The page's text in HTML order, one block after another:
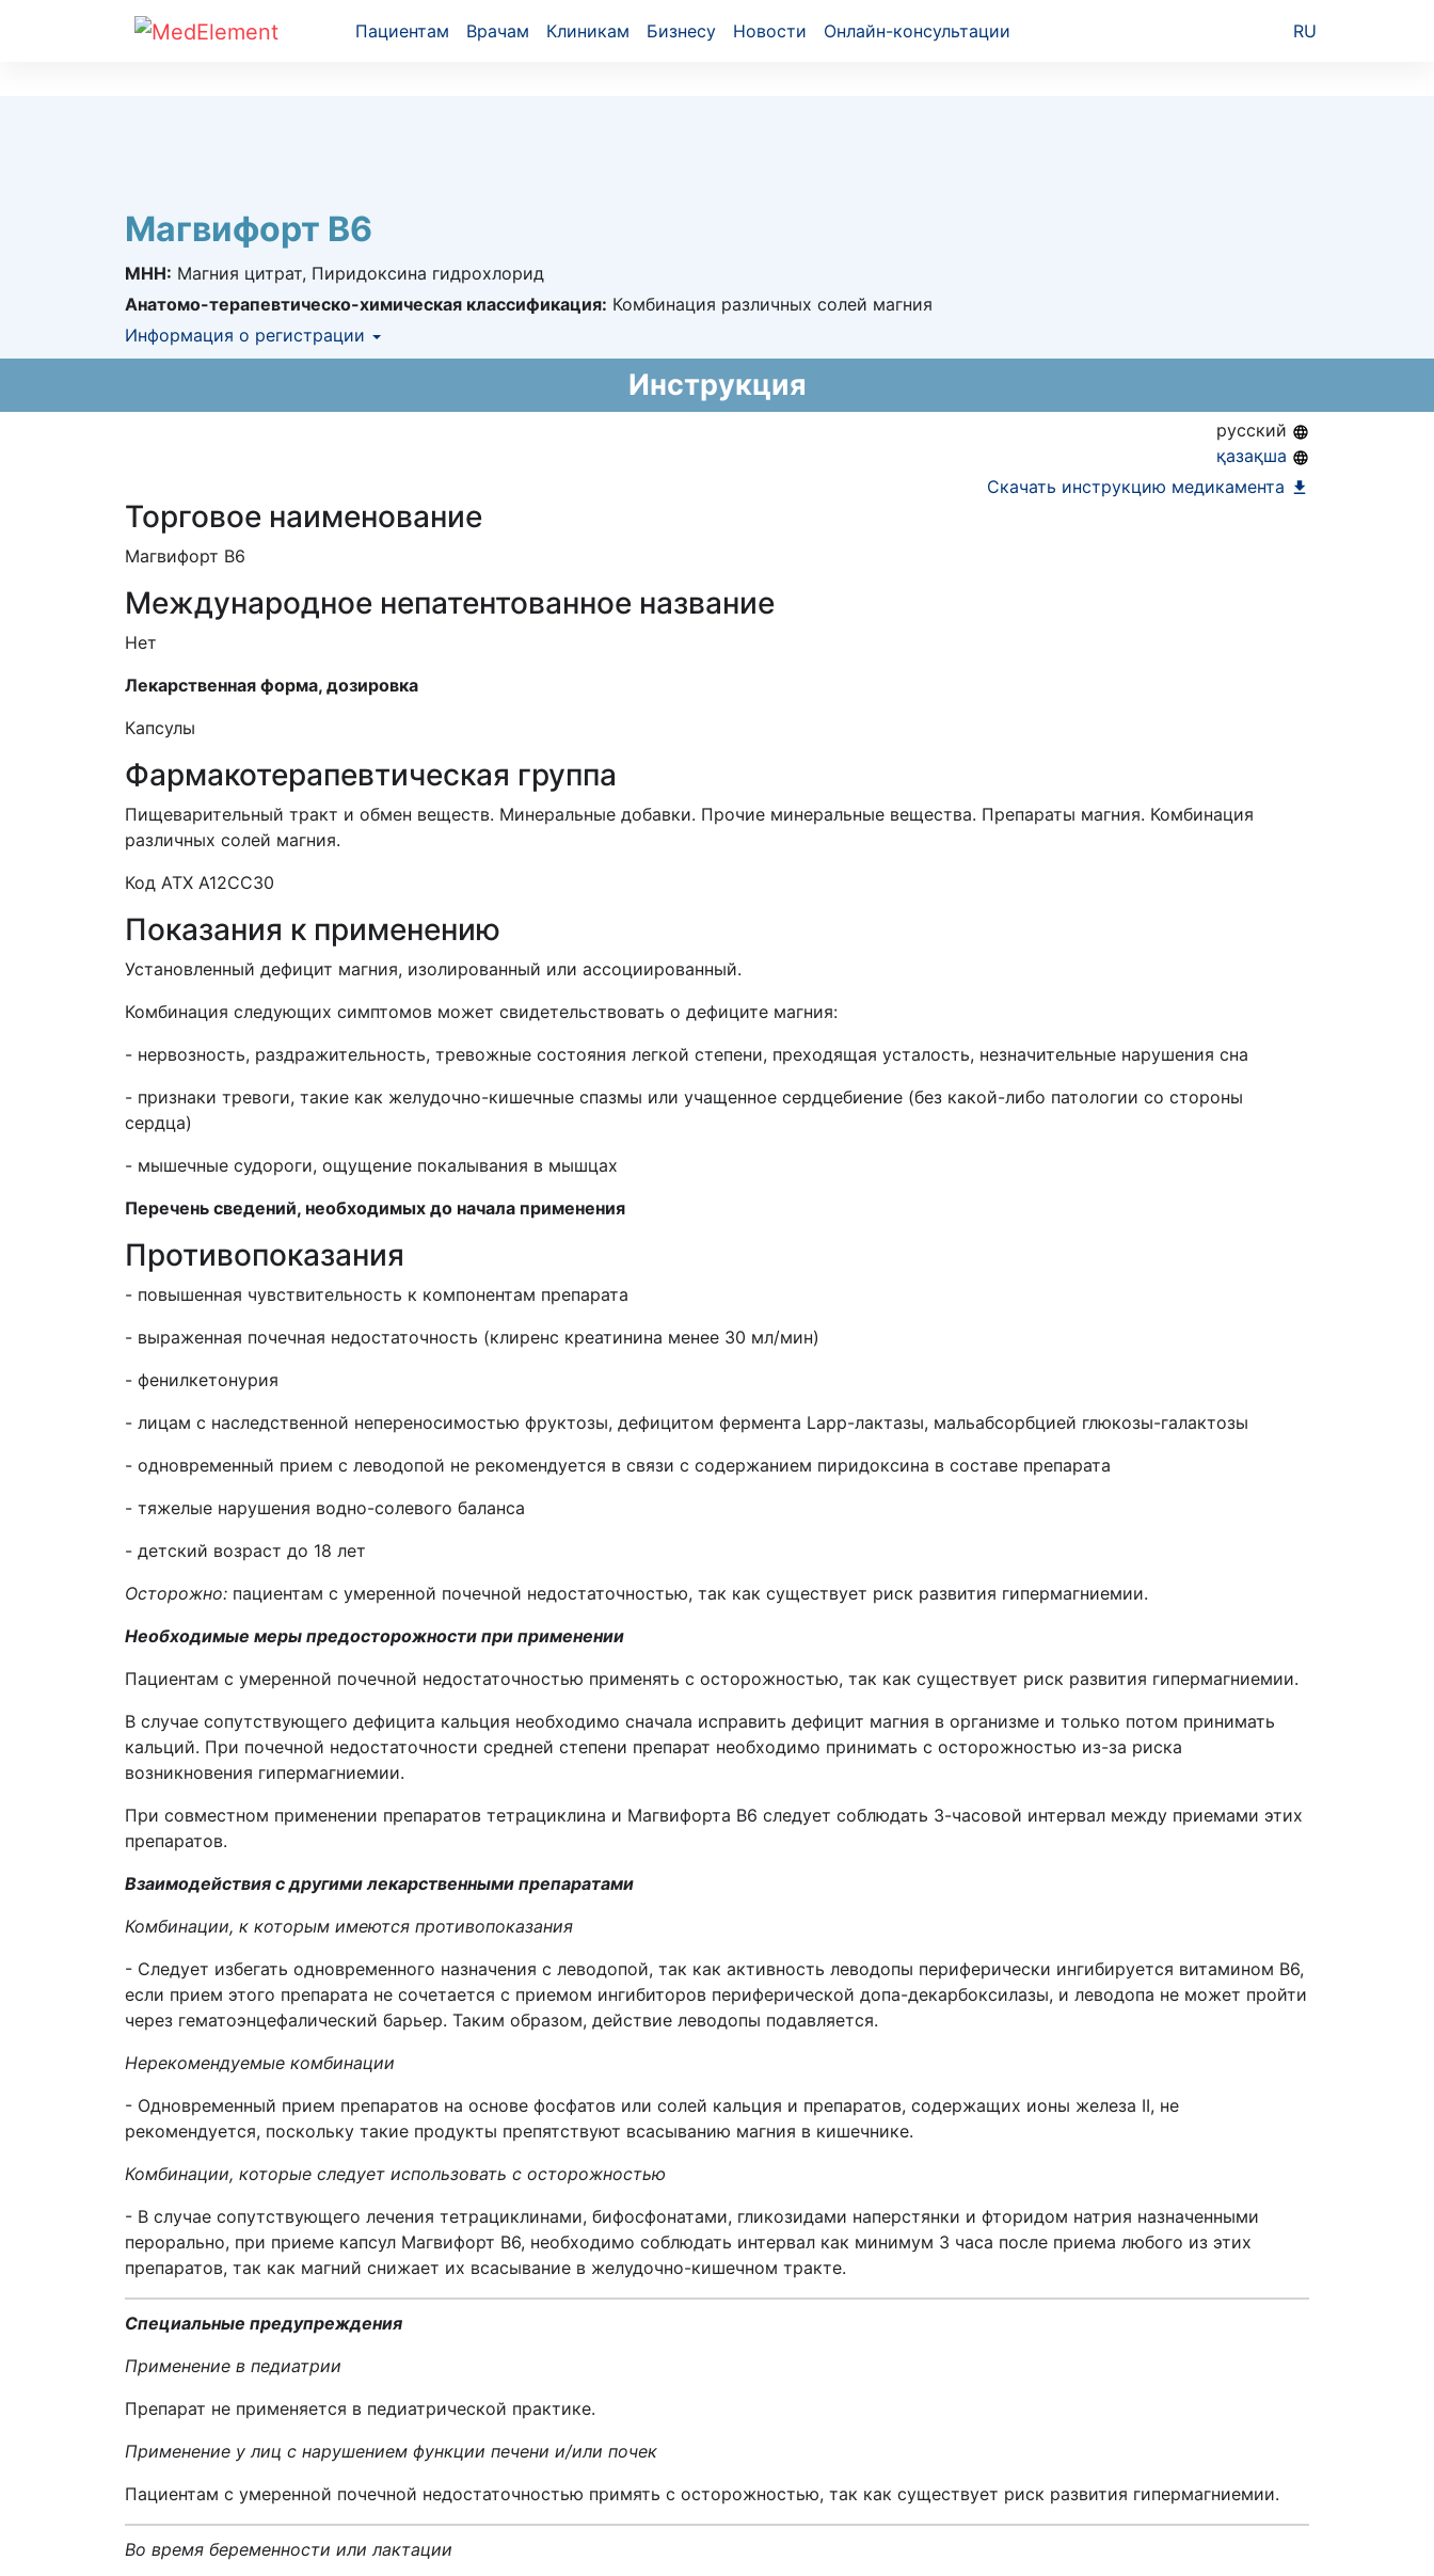
Пациентам Врачам Клиникам Бизнесу Новости Онлайн-консультации RU
Магвифорт B6
МНН: Магния цитрат, Пиридоксина гидрохлорид
Анатомо-терапевтическо-химическая классификация: Комбинация различных солей магния
Информация о регистрации
Инструкция
русский
қазақша
Скачать инструкцию медикамента
Торговое наименование
Магвифорт B6
Международное непатентованное название
Нет
Лекарственная форма, дозировка
Капсулы
Фармакотерапевтическая группа
Пищеварительный тракт и обмен веществ. Минеральные добавки. Прочие минеральные вещества. Препараты магния. Комбинация
различных солей магния.
Код АТХ A12CC30
Показания к применению
Установленный дефицит магния, изолированный или ассоциированный.
Комбинация следующих симптомов может свидетельствовать о дефиците магния:
- нервозность, раздражительность, тревожные состояния легкой степени, преходящая усталость, незначительные нарушения сна
- признаки тревоги, такие как желудочно-кишечные спазмы или учащенное сердцебиение (без какой-либо патологии со стороны
сердца)
- мышечные судороги, ощущение покалывания в мышцах
Перечень сведений, необходимых до начала применения
Противопоказания
- повышенная чувствительность к компонентам препарата
- выраженная почечная недостаточность (клиренс креатинина менее 30 мл/мин)
- фенилкетонурия
- лицам с наследственной непереносимостью фруктозы, дефицитом фермента Lapp-лактазы, мальабсорбцией глюкозы-галактозы
- одновременный прием с леводопой не рекомендуется в связи с содержанием пиридоксина в составе препарата
- тяжелые нарушения водно-солевого баланса
- детский возраст до 18 лет
Осторожно: пациентам с умеренной почечной недостаточностью, так как существует риск развития гипермагниемии.
Необходимые меры предосторожности при применении
Пациентам с умеренной почечной недостаточностью применять с осторожностью, так как существует риск развития гипермагниемии.
В случае сопутствующего дефицита кальция необходимо сначала исправить дефицит магния в организме и только потом принимать
кальций. При почечной недостаточности средней степени препарат необходимо принимать с осторожностью из-за риска
возникновения гипермагниемии.
При совместном применении препаратов тетрациклина и Магвифорта B6 следует соблюдать 3-часовой интервал между приемами этих
препаратов.
Взаимодействия с другими лекарственными препаратами
Комбинации, к которым имеются противопоказания
- Следует избегать одновременного назначения с леводопой, так как активность леводопы периферически ингибируется витамином B6,
если прием этого препарата не сочетается с приемом ингибиторов периферической допа-декарбоксилазы, и леводопа не может пройти
через гематоэнцефалический барьер. Таким образом, действие леводопы подавляется.
Нерекомендуемые комбинации
- Одновременный прием препаратов на основе фосфатов или солей кальция и препаратов, содержащих ионы железа II, не
рекомендуется, поскольку такие продукты препятствуют всасыванию магния в кишечнике.
Комбинации, которые следует использовать с осторожностью
- В случае сопутствующего лечения тетрациклинами, бифосфонатами, гликозидами наперстянки и фторидом натрия назначенными
перорально, при приеме капсул Магвифорт B6, необходимо соблюдать интервал как минимум 3 часа после приема любого из этих
препаратов, так как магний снижает их всасывание в желудочно-кишечном тракте.
Специальные предупреждения
Применение в педиатрии
Препарат не применяется в педиатрической практике.
Применение у лиц с нарушением функции печени и/или почек
Пациентам с умеренной почечной недостаточностью примять с осторожностью, так как существует риск развития гипермагниемии.
Во время беременности или лактации